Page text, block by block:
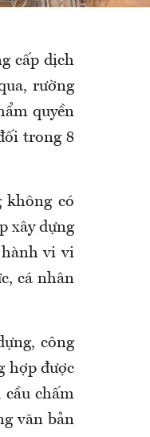
cấp dịch
rường
quyền
trong 8
không có
xây dựng
hành vi vi
cá nhân
công
hợp được
cầu chấm
văn bản